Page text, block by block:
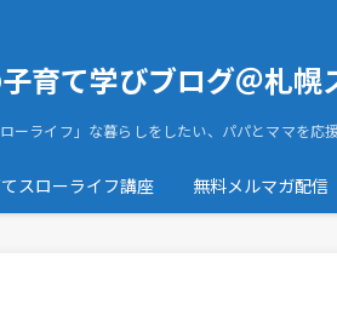
育て学びブログ＠札幌
ローライフ」な暮らしをしたい、パパとママを応
スローライフ講座 無料メルマガ配信